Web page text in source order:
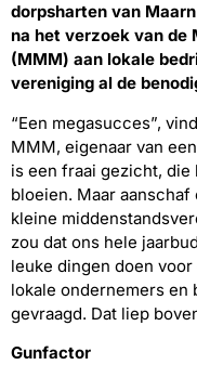
dorpsharten van
na het verzoek van de
(MMM) aan lokale
vereniging al de
“Een megasucces”,
MMM, eigenaar van
is een fraai gezicht, die
bloeien. Maar
kleine
zou dat ons hele
leuke dingen doen
lokale ondernemers en
gevraagd. Dat liep
Gunfactor